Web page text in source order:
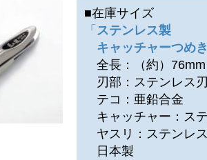
■在庫サイズ
「 ステンレス製
キャッチャーつめ
全長：（約）76mm
刃部：ステンレス
テコ：亜鉛合金
キャッチャー：ス
ヤスリ：ステンレ
日本製